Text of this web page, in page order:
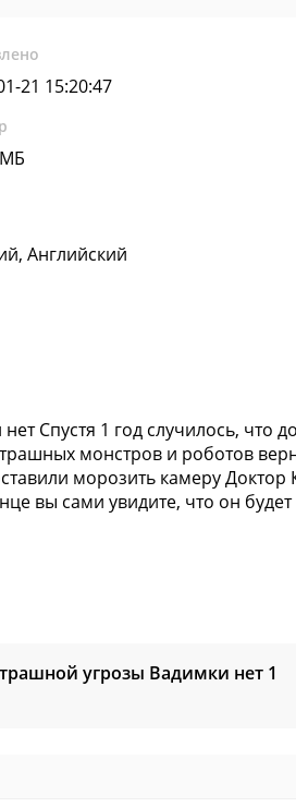
21 15:20:47
Английский
Спустя 1 год случилось, что
монстров и роботов
морозить камеру Доктор
вы сами увидите, что он
угрозы Вадимки нет 1